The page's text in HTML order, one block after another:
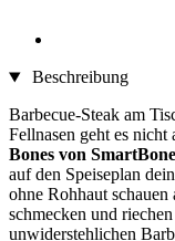
Beschreibung
Barbecue-Steak am
Fellnasen geht es
Bones von
auf den Speiseplan
ohne Rohhaut
schmecken und
unwiderstehlichen